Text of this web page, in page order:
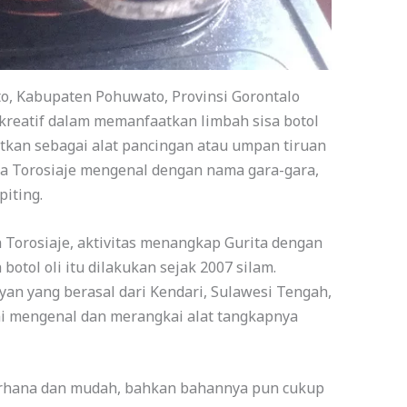
Kabupaten Pohuwato, Provinsi Gorontalo
dalam memanfaatkan limbah sisa botol
sebagai alat pancingan atau umpan tiruan
mengenal dengan nama gara-gara,
aktivitas menangkap Gurita dengan
oli itu dilakukan sejak 2007 silam.
yang berasal dari Kendari, Sulawesi Tengah,
mengenal dan merangkai alat tangkapnya
dan mudah, bahkan bahannya pun cukup